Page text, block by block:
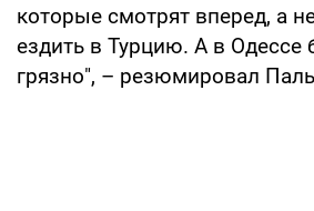
которые смотрят вперед, а
ездить в Турцию. А в Одессе
грязно", – резюмировал